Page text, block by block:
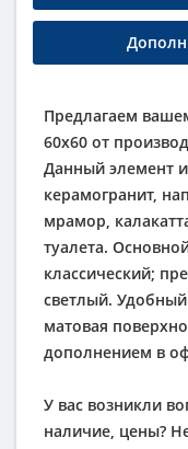
Предлагаем
60х60 от
Данный элемент
керамогранит,
мрамор,
туалета.
классический;
светлый.
матовая
дополнением в
У вас возникли
наличие, цены?